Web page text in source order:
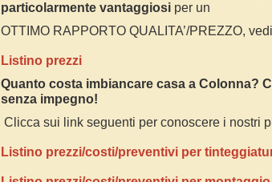
particolarmente vantaggiosi per un
OTTIMO RAPPORTO QUALITA’/PREZZO,
Listino prezzi
Quanto costa imbiancare casa a Colonna?
senza impegno!
Clicca sui link seguenti per conoscere i nostri
Listino prezzi/costi/preventivi per